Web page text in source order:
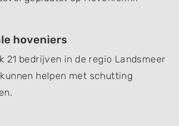
hoveniers
21 bedrijven in de regio Landsmeer
helpen met schutting